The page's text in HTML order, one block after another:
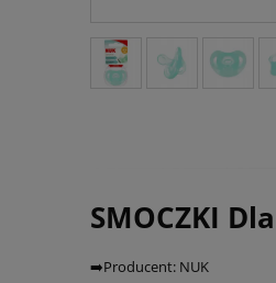
SMOCZKI
➡️Producent: NUK